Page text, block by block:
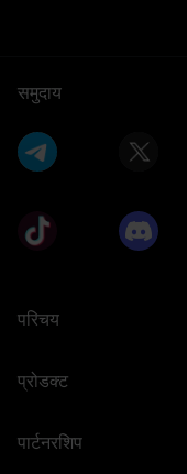
समुदाय
परिचय
प्रोडक्ट
पार्टनरशिप